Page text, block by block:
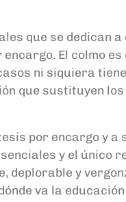
que se dedican
El colmo
ni siquiera
que sustituyen
por encargo y
y el
deplorable y
va la